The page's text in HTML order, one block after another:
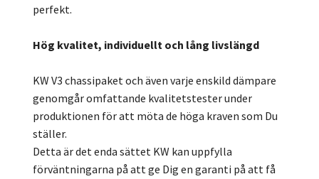
perfekt.
Hög kvalitet, individuellt och lång livslängd
KW V3 chassipaket och även varje enskild dämpare
genomgår omfattande kvalitetstester under
produktionen för att möta de höga kraven som Du
ställer.
Detta är det enda sättet KW kan uppfylla
förväntningarna på att ge Dig en garanti på att få